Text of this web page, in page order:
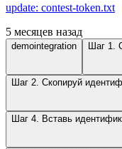
update: contest-token.txt
5 месяцев назад
demointegration Шаг 1.
Шаг 2. Скопируй
Шаг 4. Вставь